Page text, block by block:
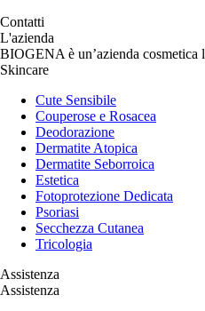
Contatti
L'azienda
BIOGENA è un’azienda cosmetica
Skincare
Cute Sensibile
Couperose e Rosacea
Deodorazione
Dermatite Atopica
Dermatite Seborroica
Estetica
Fotoprotezione Dedicata
Psoriasi
Secchezza Cutanea
Tricologia
Assistenza
Assistenza